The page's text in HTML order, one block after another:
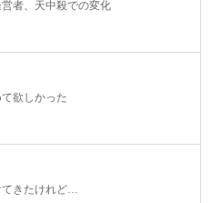
者、天中殺での変化
欲しかった
きたけれど…